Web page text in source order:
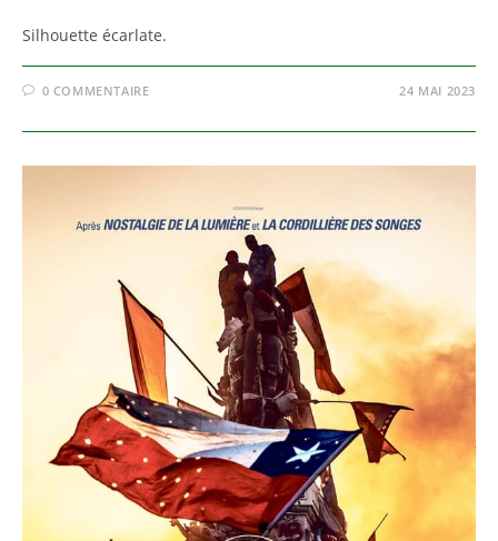
Silhouette écarlate.
0 COMMENTAIRE 24 MAI 2023